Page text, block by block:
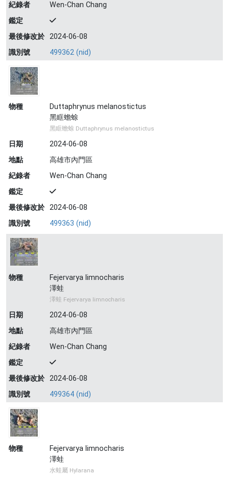
紀錄者
Wen-Chan Chang
鑑定
最後修改於 2024-06-08
識別號
499362 (nid)
物種
Duttaphrynus melanostictus
黑眶蟾蜍
黑眶蟾蜍 Duttaphrynus melanostictus
日期
2024-06-08
地點
高雄市內門區
紀錄者
Wen-Chan Chang
鑑定
最後修改於 2024-06-08
識別號
499363 (nid)
物種
Fejervarya limnocharis
澤蛙
澤蛙 Fejervarya limnocharis
日期
2024-06-08
地點
高雄市內門區
紀錄者
Wen-Chan Chang
鑑定
最後修改於 2024-06-08
識別號
499364 (nid)
物種
Fejervarya limnocharis
澤蛙
水蛙屬 Hylarana